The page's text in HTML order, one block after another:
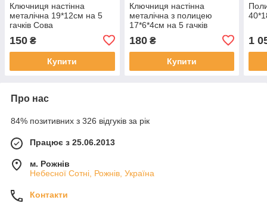
Ключниця настінна
металічна 19*12см на 5
гачків Сова
150 ₴
Купити
Ключниця настінна
металічна з полицею
17*6*4см на 5 гачків
180₴
Купити
1
Про нас
84% позитивних з 326 відгуків за рік
Працює з 25.06.2013
м. Рожнів
Небесної Сотні, Рожнів, Україна
Контакти